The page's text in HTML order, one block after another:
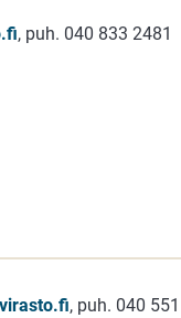
, puh. 040 833 2481
, puh. 040 551